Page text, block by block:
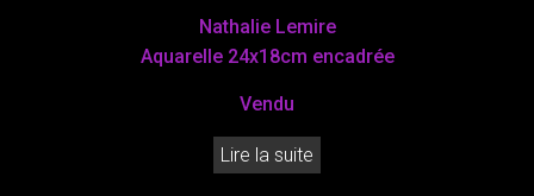
Nathalie Lemire
Aquarelle 24x18cm encadrée
Vendu
Lire la suite